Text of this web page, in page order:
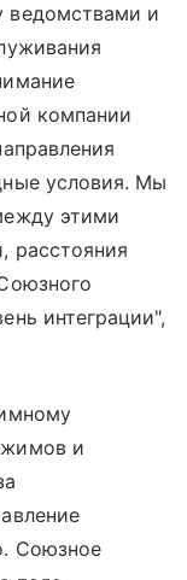
ведомствами и
компании
условия. Мы
этими
расстояния
интеграции",
и
Союзное